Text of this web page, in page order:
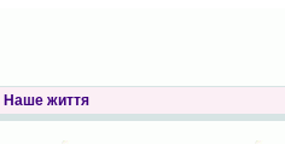
Наше життя